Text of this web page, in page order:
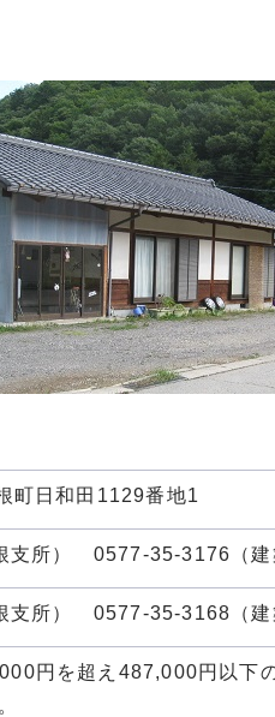
町日和田1129番地1
支所） 0577-35-3176（建
支所） 0577-35-3168（建
円を超え487,000円以下